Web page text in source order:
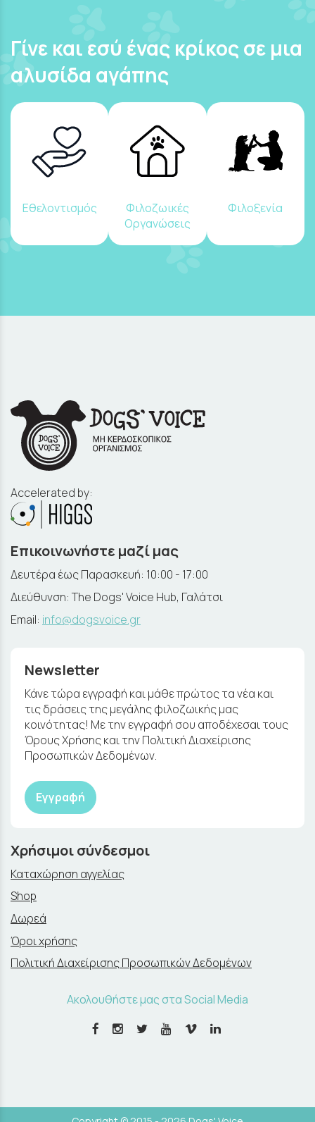
Γίνε και εσύ ένας κρίκος σε μια
αλυσίδα αγάπης
Εθελοντισμός
Φιλοζωικές
Οργανώσεις
Φιλοξενία
Accelerated by:
Επικοινωνήστε μαζί μας
Δευτέρα έως Παρασκευή: 10:00 - 17:00
Διεύθυνση: The Dogs' Voice Hub, Γαλάτσι
Email: info@dogsvoice.gr
Newsletter
Κάνε τώρα εγγραφή και μάθε πρώτος τα νέα και
τις δράσεις της μεγάλης φιλοζωικής μας
κοινότητας! Με την εγγραφή σου αποδέχεσαι τους
Όρους Χρήσης και την Πολιτική Διαχείρισης
Προσωπικών Δεδομένων.
Εγγραφή
Χρήσιμοι σύνδεσμοι
Καταχώρηση αγγελίας
Shop
Δωρεά
Όροι χρήσης
Πολιτική Διαχείρισης Προσωπικών Δεδομένων
Ακολουθήστε μας στα Social Media